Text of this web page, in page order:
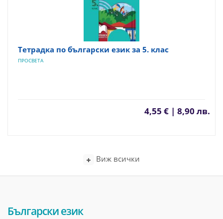
Тетрадка по български език за 5. клас
ПРОСВЕТА
4,55 € | 8,90 лв.
Виж всички
Български език